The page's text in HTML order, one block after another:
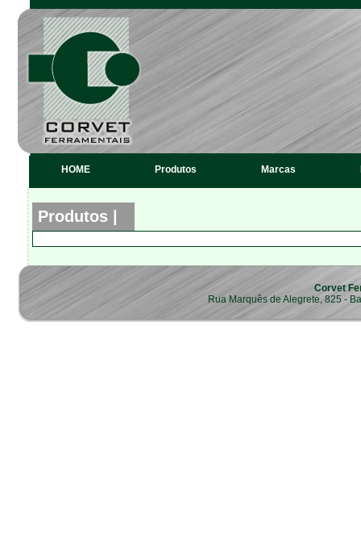
HOME Produtos Marcas
Produtos |
Corvet
Rua Marquês de Alegrete, 825 -